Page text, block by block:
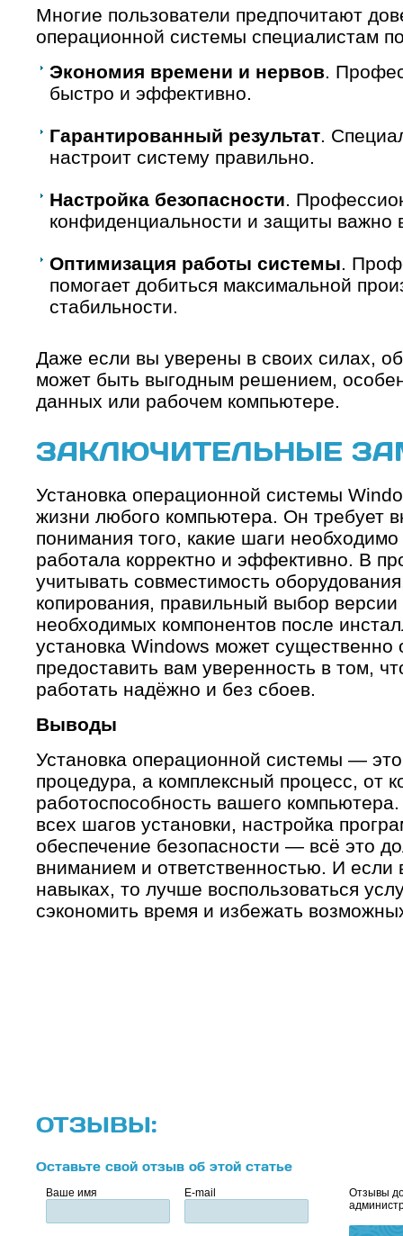
Многие пользователи предпочитают
операционной системы специалистам
Экономия времени и нервов.
быстро и эффективно.
Гарантированный результат.
настроит систему правильно.
Настройка безопасности.
конфиденциальности и защиты важно
Оптимизация работы системы.
помогает добиться максимальной
стабильности.
Даже если вы уверены в своих силах,
может быть выгодным решением,
данных или рабочем компьютере.
ЗАКЛЮЧИТЕЛЬНЫЕ
Установка операционной системы
жизни любого компьютера. Он требует
понимания того, какие шаги
работала корректно и эффективно. В
учитывать совместимость
копирования, правильный выбор
необходимых компонентов после
установка Windows может существенно
предоставить вам уверенность в том,
работать надёжно и без сбоев.
Выводы
Установка операционной системы —
процедура, а комплексный процесс, от
работоспособность вашего
всех шагов установки, настройка
обеспечение безопасности — всё это
вниманием и ответственностью. И если
навыках, то лучше воспользоваться
сэкономить время и избежать
ОТЗЫВЫ:
Оставьте свой отзыв об этой статье
Ваше имя E-mail
Отзывы